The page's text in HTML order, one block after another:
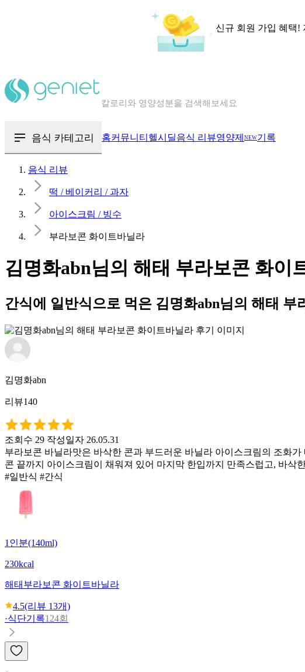
신규 회원 가입 혜택!
혈당 · 다이어트 음식 검색해보세요
음식 카테고리 홈커뮤니티 헬시딜음식 리뷰영양제 NEW기록
음식 리뷰
떡 / 베이커리 / 과자
아이스크림 / 빙수
부라보콘 화이트바닐라
김명화abn님의 해태 부라보콘 화이
간식에 일반식으로 먹은 김명화abn님의 해태
김명화abn
리뷰140
조회수 29 작성일자 26.05.31
부라보콘 바닐라맛은 바삭한 콘과 부드러운 바닐라 아이스크림의 조화
콘 끝까지 아이스크림이 채워져 있어 마지막 한입까지 만족스럽고, 바삭
#일반식 #간식
1인분(140ml)
230kcal
해태 부라보콘 화이트바닐라
4.5(리뷰 13개)
·식단기록124회